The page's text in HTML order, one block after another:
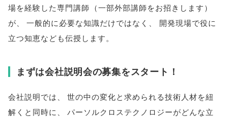
場を経験した専門講師 （一部外部講師をお招きします）
が、 一般的に必要な知識だけではなく 、
開発現場で役に
立つ知恵なども伝授します。
まずは会社説明会の募集をスタート！
会社説明では、
世の中の変化と求められる技術人材を紐
解くと同時に、
パーソルクロステクノロジーがどんな立